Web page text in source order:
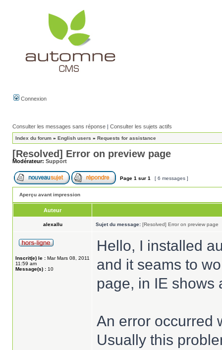
Connexion
Consulter les messages sans réponse | Consulter les sujets actifs
Index du forum » English users » Requests for assistance
[Resolved] Error on preview page
Modérateur: Support
Page 1 sur 1 [ 6 messages ]
Aperçu avant impression
Auteur
alexallu Sujet du message: [Resolved] Error on preview page
Inscrit(e) le : Mar Mars 08, 2011
11:59 am
Message(s) : 10
Hello, I installed
and it seams to
page, in IE shows
An error occurred
Usually this